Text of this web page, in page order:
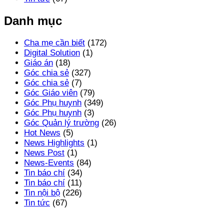
Danh mục
Cha mẹ cần biết (172)
Digital Solution (1)
Giáo án (18)
Góc chia sẻ (327)
Góc chia sẻ (7)
Góc Giáo viên (79)
Góc Phụ huynh (349)
Góc Phụ huynh (3)
Góc Quản lý trường (26)
Hot News (5)
News Highlights (1)
News Post (1)
News-Events (84)
Tin báo chí (34)
Tin báo chí (11)
Tin nội bộ (226)
Tin tức (67)